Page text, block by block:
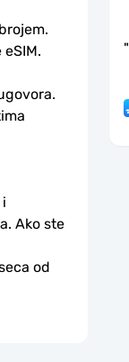
Ako ste
od
"